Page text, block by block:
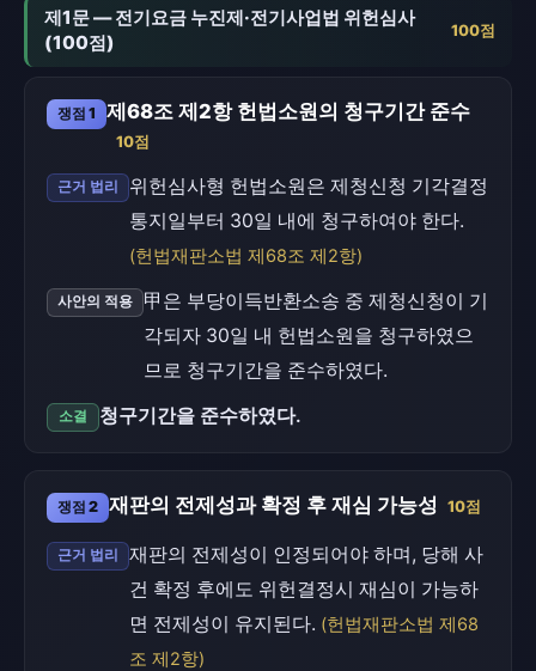
제1문 — 전기요금 누진제·전기사업법 위헌심사
(100점)
100점
쟁점 1 제68조 제2항 헌법소원의 청구기간 준수
10점
근거 법리
위헌심사형 헌법소원은 제청신청 기각결정
통지일부터 30일 내에 청구하여야 한다.
(헌법재판소법 제68조 제2항)
사안의 적용
甲은 부당이득반환소송 중 제청신청이 기
각되자 30일 내 헌법소원을 청구하였으
므로 청구기간을 준수하였다.
소결 청구기간을 준수하였다.
쟁점 2 재판의 전제성과 확정 후 재심 가능성 10점
근거 법리
재판의 전제성이 인정되어야 하며, 당해 사
건 확정 후에도 위헌결정시 재심이 가능하
면 전제성이 유지된다. (헌법재판소법 제68
조 제2항)